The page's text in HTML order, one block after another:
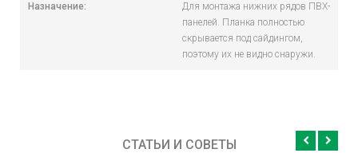
Назначение:
Для монтажа нижних рядов ПВХ-
панелей. Планка полностью
скрывается под сайдингом,
поэтому их не видно снаружи.
СТАТЬИ И СОВЕТЫ